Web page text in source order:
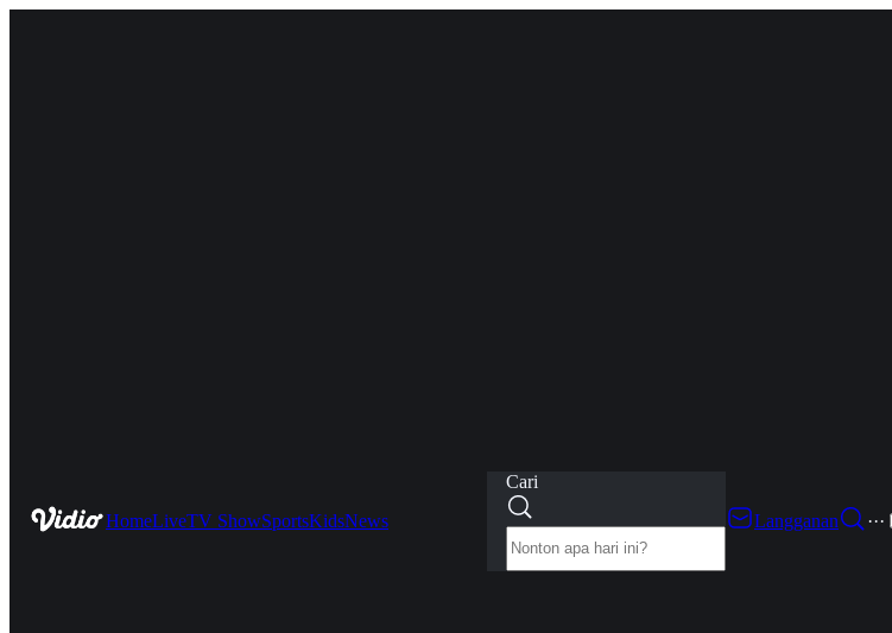
HomeLiveTV ShowSportsKidsNews
Cari
Langganan
···